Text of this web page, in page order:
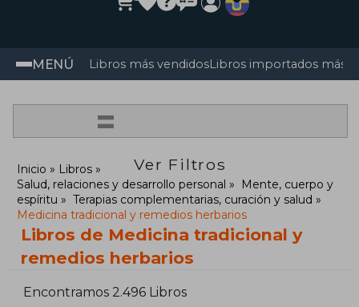
MENÚ Libros más vendidosLibros importados más
=
Ver Filtros
Inicio
Libros
Salud, relaciones y desarrollo personal
Mente, cuerpo y
espíritu
Terapias complementarias, curación y salud
Medicina tradicional y remedios herbarios
Libros de Medicina tradicional y
remedios herbarios
Encontramos 2.496 Libros